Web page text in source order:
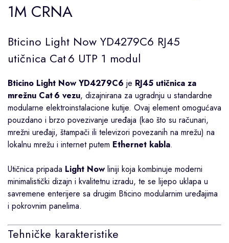
1M CRNA
Bticino Light Now YD4279C6 RJ45
utičnica Cat 6 UTP 1 modul
Bticino Light Now YD4279C6 je RJ45 utičnica za
mrežnu Cat 6 vezu, dizajnirana za ugradnju u standardne
modularne elektroinstalacione kutije. Ovaj element omogućava
pouzdano i brzo povezivanje uređaja (kao što su računari,
mrežni uređaji, štampači ili televizori povezanih na mrežu) na
lokalnu mrežu i internet putem Ethernet kabla.
Utičnica pripada Light Now liniji koja kombinuje moderni
minimalistički dizajn i kvalitetnu izradu, te se lijepo uklapa u
savremene enterijere sa drugim Bticino modularnim uređajima
i pokrovnim panelima.
Tehničke karakteristike